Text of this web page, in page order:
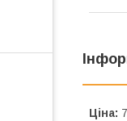
Ціна: